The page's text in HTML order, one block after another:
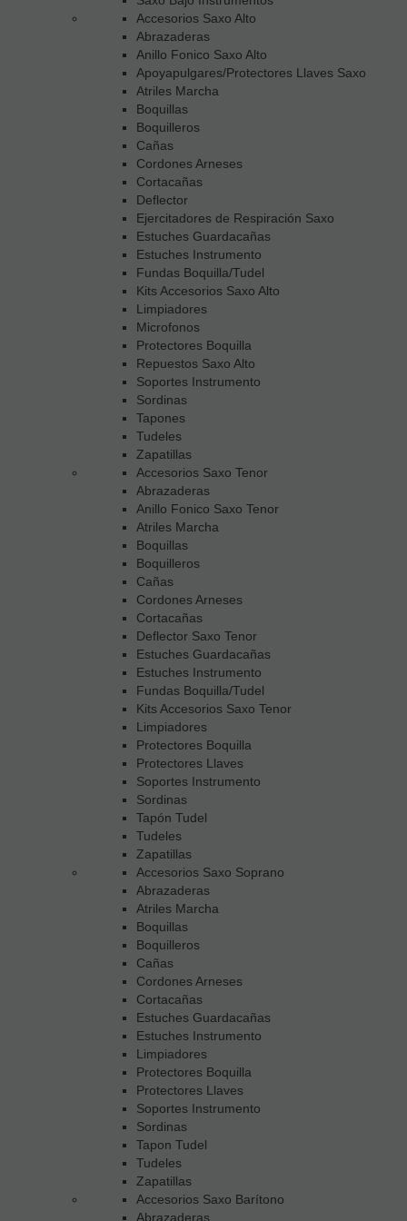
Accesorios Saxo Alto
Abrazaderas
Anillo Fonico Saxo Alto
Apoyapulgares/Protectores Llaves Saxo
Atriles Marcha
Boquillas
Boquilleros
Cañas
Cordones Arneses
Cortacañas
Deflector
Ejercitadores de Respiración Saxo
Estuches Guardacañas
Estuches Instrumento
Fundas Boquilla/Tudel
Kits Accesorios Saxo Alto
Limpiadores
Microfonos
Protectores Boquilla
Repuestos Saxo Alto
Soportes Instrumento
Sordinas
Tapones
Tudeles
Zapatillas
Accesorios Saxo Tenor
Abrazaderas
Anillo Fonico Saxo Tenor
Atriles Marcha
Boquillas
Boquilleros
Cañas
Cordones Arneses
Cortacañas
Deflector Saxo Tenor
Estuches Guardacañas
Estuches Instrumento
Fundas Boquilla/Tudel
Kits Accesorios Saxo Tenor
Limpiadores
Protectores Boquilla
Protectores Llaves
Soportes Instrumento
Sordinas
Tapón Tudel
Tudeles
Zapatillas
Accesorios Saxo Soprano
Abrazaderas
Atriles Marcha
Boquillas
Boquilleros
Cañas
Cordones Arneses
Cortacañas
Estuches Guardacañas
Estuches Instrumento
Limpiadores
Protectores Boquilla
Protectores Llaves
Soportes Instrumento
Sordinas
Tapon Tudel
Tudeles
Zapatillas
Accesorios Saxo Barítono
Abrazaderas